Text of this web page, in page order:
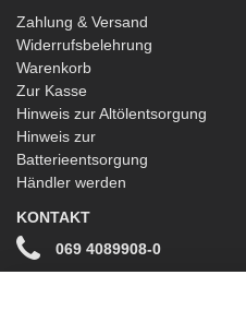
Zahlung & Versand
Widerrufsbelehrung
Warenkorb
Zur Kasse
Hinweis zur Altölentsorgung
Hinweis zur
Batterieentsorgung
Händler werden
KONTAKT
069 4089908-0